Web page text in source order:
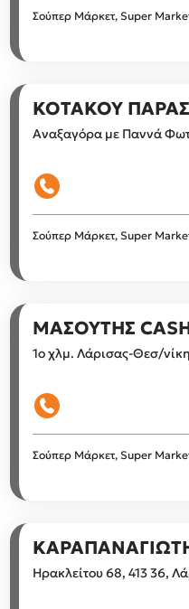
Σούπερ Μάρκετ, Super
ΚΟΤΑΚΟΥ
Αναξαγόρα με Παννά
Σούπερ Μάρκετ, Super
ΜΑΣΟΥΤΗΣ
1ο χλμ. Λάρισας-Θεσ/
Σούπερ Μάρκετ, Super
Ηρακλείτου 68, 413 36,